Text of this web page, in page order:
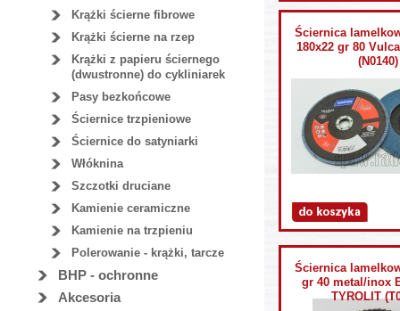
Krążki ścierne fibrowe
Krążki ścierne na rzep
Krążki z papieru ściernego
(dwustronne) do cykliniarek
Pasy bezkońcowe
Ściernice trzpieniowe
Ściernice do satyniarki
Włóknina
Szczotki druciane
Kamienie ceramiczne
Kamienie na trzpieniu
Polerowanie - krążki, tarcze
BHP - ochronne
Akcesoria
Ściernica
180x22 gr 80
(N0140)
Ściernica
gr 40 metal/inox
TYROLIT